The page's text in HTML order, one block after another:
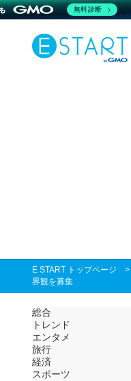
E START トップページ >
界観を募集
総合
トレンド
エンタメ
旅行
経済
スポーツ
無料診断